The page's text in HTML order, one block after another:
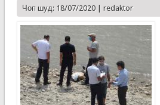
Чоп шуд: 18/07/2020 | redaktor